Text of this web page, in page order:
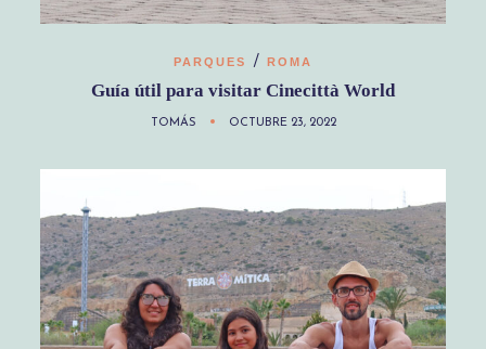
PARQUES / ROMA
Guía útil para visitar Cinecittà World
TOMÁS OCTUBRE 23, 2022